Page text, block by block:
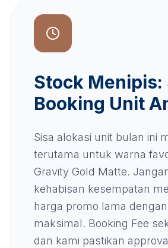
Stock Menipis:
Booking Unit
Sisa alokasi unit bulan ini
terutama untuk warna
Gravity Gold Matte.
kehabisan kesempatan
harga promo lama
maksimal. Booking Fee
dan kami pastikan